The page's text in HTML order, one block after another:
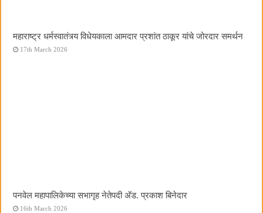
महाराष्ट्र धर्मस्वातंत्र्य विधेयकाला आमदार प्रशांत ठाकूर यांचे जोरदार समर्थन
17th March 2026
पनवेल महापालिकेच्या सभागृह नेतेपदी अ‍ॅड. प्रकाश बिनेदार
16th March 2026